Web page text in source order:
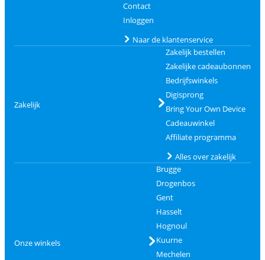
Contact
Inloggen
Naar de klantenservice
Zakelijk
Zakelijk bestellen
Zakelijke cadeaubonnen
Bedrijfswinkels
Digisprong
Bring Your Own Device
Cadeauwinkel
Affiliate programma
Alles over zakelijk
Onze winkels
Brugge
Drogenbos
Gent
Hasselt
Hognoul
Kuurne
Mechelen